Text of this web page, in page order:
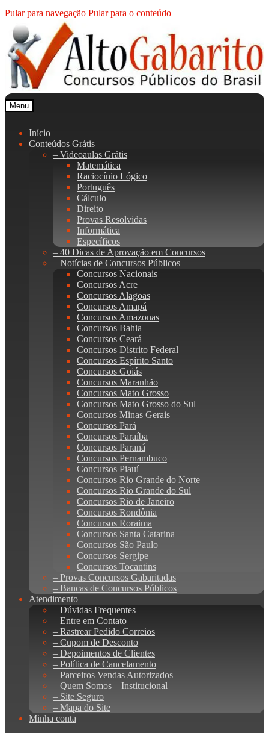
Pular para navegação Pular para o conteúdo
Menu
Início
Conteúdos Grátis
– Videoaulas Grátis
Matemática
Raciocínio Lógico
Português
Cálculo
Direito
Provas Resolvidas
Informática
Específicos
– 40 Dicas de Aprovação em Concursos
– Notícias de Concursos Públicos
Concursos Nacionais
Concursos Acre
Concursos Alagoas
Concursos Amapá
Concursos Amazonas
Concursos Bahia
Concursos Ceará
Concursos Distrito Federal
Concursos Espírito Santo
Concursos Goiás
Concursos Maranhão
Concursos Mato Grosso
Concursos Mato Grosso do Sul
Concursos Minas Gerais
Concursos Pará
Concursos Paraíba
Concursos Paraná
Concursos Pernambuco
Concursos Piauí
Concursos Rio Grande do Norte
Concursos Rio Grande do Sul
Concursos Rio de Janeiro
Concursos Rondônia
Concursos Roraima
Concursos Santa Catarina
Concursos São Paulo
Concursos Sergipe
Concursos Tocantins
– Provas Concursos Gabaritadas
– Bancas de Concursos Públicos
Atendimento
– Dúvidas Frequentes
– Entre em Contato
– Rastrear Pedido Correios
– Cupom de Desconto
– Depoimentos de Clientes
– Política de Cancelamento
– Parceiros Vendas Autorizados
– Quem Somos – Institucional
– Site Seguro
– Mapa do Site
Minha conta